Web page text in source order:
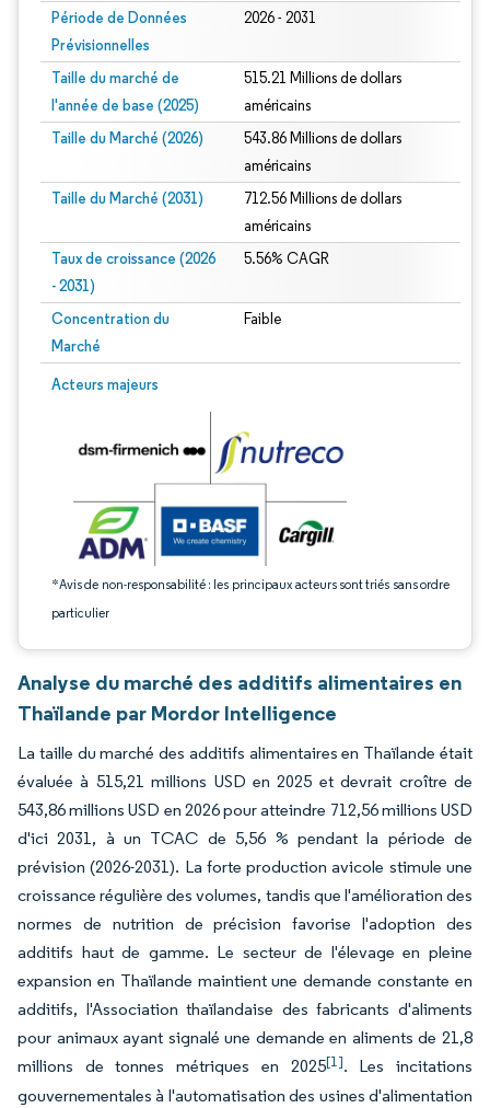
Période de Données
Prévisionnelles
2026 - 2031
Taille du marché de
l'année de base (2025)
515.21 Millions de dollars
américains
Taille du Marché (2026)
543.86 Millions de dollars
américains
Taille du Marché (2031)
712.56 Millions de dollars
américains
Taux de croissance (2026
- 2031)
5.56% CAGR
Concentration du
Marché
Faible
Acteurs majeurs
*Avis de non-responsabilité : les principaux acteurs sont triés sans ordre
particulier
Image © Mordor Intelligence. La réutilisation nécessite une attribution sous CC
Analyse du marché des additifs alimentaires en
Thaïlande par Mordor Intelligence
La taille du marché des additifs alimentaires en Thaïlande était
évaluée à 515,21 millions USD en 2025 et devrait croître de
543,86 millions USD en 2026 pour atteindre 712,56 millions USD
d'ici 2031, à un TCAC de 5,56 % pendant la période de
prévision (2026-2031). La forte production avicole stimule une
croissance régulière des volumes, tandis que l'amélioration des
normes de nutrition de précision favorise l'adoption des
additifs haut de gamme. Le secteur de l'élevage en pleine
expansion en Thaïlande maintient une demande constante en
additifs, l'Association thaïlandaise des fabricants d'aliments
pour animaux ayant signalé une demande en aliments de 21,8
millions de tonnes métriques en 2025[1]. Les incitations
gouvernementales à l'automatisation des usines d'alimentation